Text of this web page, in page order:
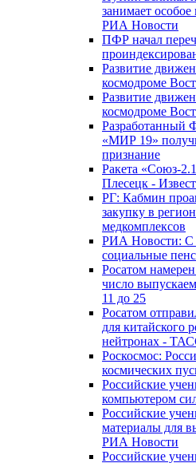
занимает
РИА Новости
ПФР начал
Развитие
космодроме
Развитие
космодроме
Разработанный
«МИР 19»
признание
Ракета «Союз-
Плесецк -
РГ: Кабмин
закупку в
медкомплексов
РИА Новости: С
социальные
Росатом
число
11 до 25
Росатом
для китайского
нейтронах -
Роскосмос:
космических
Российские
компьютером
Российские
материалы для
РИА Новости
Российские